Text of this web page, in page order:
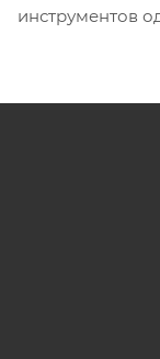
инструментов